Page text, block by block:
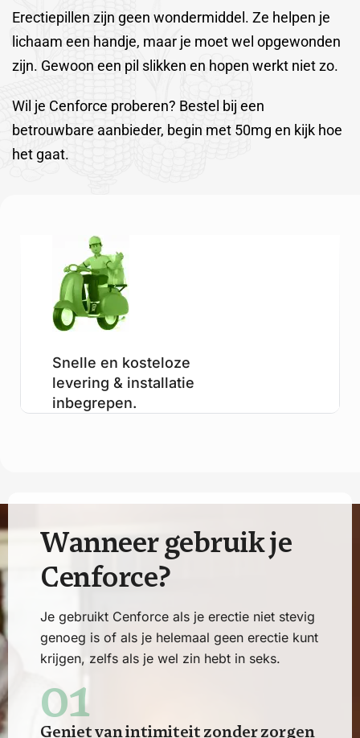
Erectiepillen zijn geen wondermiddel. Ze helpen je
lichaam een handje, maar je moet wel opgewonden
zijn. Gewoon een pil slikken en hopen werkt niet zo.
Wil je Cenforce proberen? Bestel bij een
betrouwbare aanbieder, begin met 50mg en kijk hoe
het gaat.
Snelle en kosteloze
levering & installatie
inbegrepen.
Wanneergebruikje
Cenforce?
Je gebruikt Cenforce als je erectie niet stevig
genoeg is of als je helemaal geen erectie kunt
krijgen, zelfs als je wel zin hebt in seks.
01
Geniet van intimiteit zonder zorgen